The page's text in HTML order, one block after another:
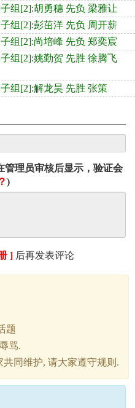
组[2]:胡勇穗 先负 梁雅让
组[2]:彭茁洋 先负 周开薪
组[2]:尚培峰 先负 郑奕宸
组[2]:姚勤贺 先胜 徐腾飞
组[2]:解龙昊 先胜 张策
管理员审核后显示，验证会
)
] 后再发表评论
题
骂.
同维护, 请大家遵守规则.